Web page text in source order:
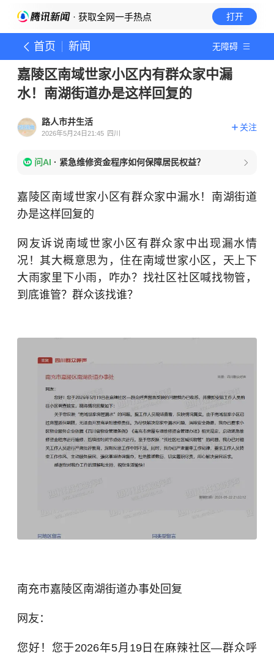
· 获取全网一手热点 打开
首页 新闻 无障碍
嘉陵区南域世家小区内有群众家中漏
水！南湖街道办是这样回复的
路人市井生活
2026年5月24日21:45 四川
关注
问AI · 紧急维修资金程序如何保障居民权益？
嘉陵区南域世家小区有群众家中漏水！南湖街道
办是这样回复的
网友诉说南域世家小区有群众家中出现漏水情
况！其大概意思为，住在南域世家小区，天上下
大雨家里下小雨，咋办？找社区社区喊找物管，
到底谁管？群众该找谁？
南充市嘉陵区南湖街道办事处回复
网友：
您好！您于2026年5月19日在麻辣社区—群众呼